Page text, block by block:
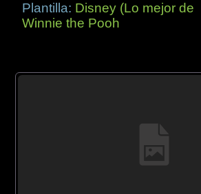
Plantilla: Disney (Lo mejor de
Winnie the Pooh